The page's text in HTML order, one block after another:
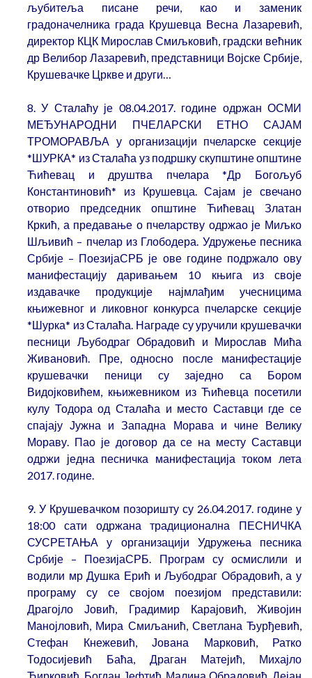
љубитеља писане речи, као и заменик
градоначелника града Крушевца Весна Лазаревић,
директор КЦК Мирослав Смиљковић, градски већник
др Велибор Лазаревић, представници Војске Србије,
Крушевачке Цркве и други…
8. У Сталаћу је 08.04.2017. године одржан ОСМИ
МЕЂУНАРОДНИ ПЧЕЛАРСКИ ЕТНО САЈАМ
ТРОМОРАВЉА у организацији пчеларске секције
*ШУРКА* из Сталаћа уз подршку скупштине општине
Ћићевац и друштва пчелара *Др Богољуб
Константиновић* из Крушевца. Сајам је свечано
отворио председник општине Ћићевац Златан
Кркић, а предавање о пчеларству одржао је Миљко
Шљивић – пчелар из Глободера. Удружење песника
Србије – ПоезијаСРБ је ове године подржало ову
манифестацију даривањем 10 књига из своје
издавачке продукције најмлађим учесницима
књижевног и ликовног конкурса пчеларске секције
*Шурка* из Сталаћа. Награде су уручили крушевачки
песници Љубодраг Обрадовић и Мирослав Мића
Живановић. Пре, односно после манифестације
крушевачки пеници су заједно са Бором
Видојковићем, књижевником из Ћићевца посетили
кулу Тодора од Сталаћа и место Саставци где се
спајају Јужна и Западна Морава и чине Велику
Мораву. Пао је договор да се на месту Саставци
одржи једна песничка манифестација током лета
2017. године.
9. У Крушевачком позоришту су 26.04.2017. године у
18:00 сати одржана традиционална ПЕСНИЧКА
СУСРЕТАЊА у организацији Удружења песника
Србије – ПоезијаСРБ. Програм су осмислили и
водили мр Душка Ерић и Љубодраг Обрадовић, а у
програму су се својом поезијом представили:
Драгојло Јовић, Градимир Карајовић, Живојин
Манојловић, Мира Смиљанић, Светлана Ђурђевић,
Стефан Кнежевић, Јована Марковић, Ратко
Тодосијевић Баћа, Драган Матејић, Михајло